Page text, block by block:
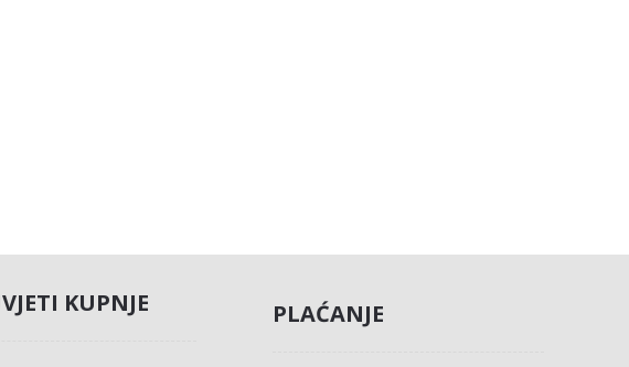
KUPNJE PLAĆANJE